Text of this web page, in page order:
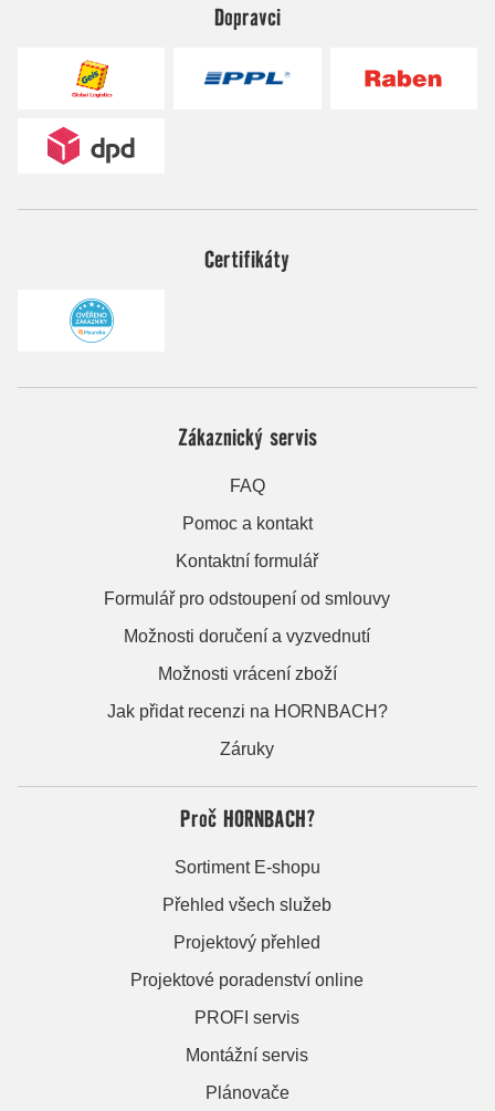
Dopravci
Certifikáty
Zákaznický servis
FAQ
Pomoc a kontakt
Kontaktní formulář
Formulář pro odstoupení od smlouvy
Možnosti doručení a vyzvednutí
Možnosti vrácení zboží
Jak přidat recenzi na HORNBACH?
Záruky
Proč HORNBACH?
Sortiment E-shopu
Přehled všech služeb
Projektový přehled
Projektové poradenství online
PROFI servis
Montážní servis
Plánovače